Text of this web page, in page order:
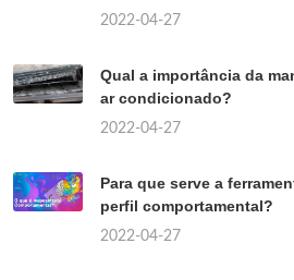
2022-04-27
Qual a importância da
ar condicionado?
2022-04-27
Para que serve a
perfil comportamental?
2022-04-27